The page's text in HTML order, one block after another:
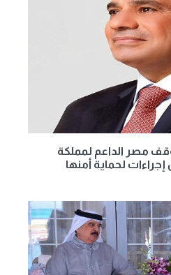
مصر الداعم لمملكة
لحماية أمنها